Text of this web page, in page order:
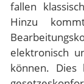
fallen
Hinzu
elektronisch
können.